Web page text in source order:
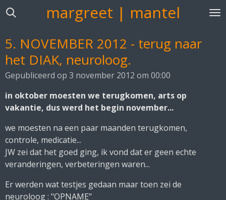
Ga
de
hoofdinhoud
margreet | mantel
5. NOVEMBER 2012 - terug naar
het DIAK, neuroloog.
Gepubliceerd op 3 november 2012 om 00:00
in oktober moesten we terugkomen, arts op
vakantie, dus werd het begin november...
we moesten na een paar maanden terugkomen,
controle, medicatie...
JW zei dat het goed ging, ik vond dat er geen echte
veranderingen, verbeteringen waren...
Er werden wat testjes gedaan maar toen zei de
neuroloog : "OPNAME"